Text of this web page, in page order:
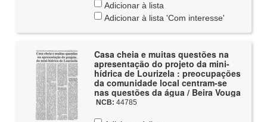
Adicionar à lista
Adicionar à lista 'Com interesse'
Casa cheia e muitas questões na
apresentação do projeto da mini-
hídrica de Lourizela : preocupações
da comunidade local centram-se
nas questões da água / Beira Vouga
NCB: 44785